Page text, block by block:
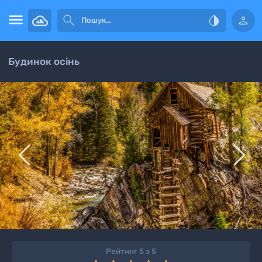
   
Будинок осінь
 
Рейтинг 5 з 5